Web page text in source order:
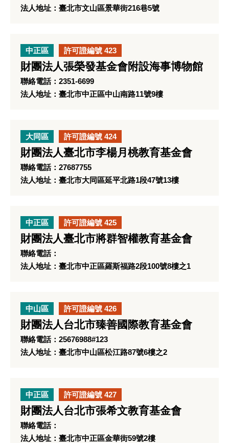
法人地址：臺北市文山區景華街216巷5號
中正區 許可證編號 423
財團法人張榮發基金會附設海事博物館
聯絡電話：2351-6699
法人地址：臺北市中正區中山南路11號9樓
大同區 許可證編號 424
財團法人臺北市李楊月桃教育基金會
聯絡電話：27687755
法人地址：臺北市大同區延平北路1段47號13樓
中正區 許可證編號 425
財團法人臺北市將群智權教育基金會
聯絡電話：
法人地址：臺北市中正區羅斯福路2段100號8樓之1
中山區 許可證編號 426
財團法人台北市臻善國際教育基金會
聯絡電話：25676988#123
法人地址：臺北市中山區松江路87號6樓之2
中正區 許可證編號 427
財團法人台北市張希文教育基金會
聯絡電話：
法人地址：臺北市中正區金華街59號2樓